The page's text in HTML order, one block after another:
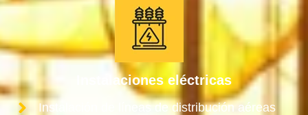
Instalaciones eléctricas
Instalación de líneas de distribución aéreas